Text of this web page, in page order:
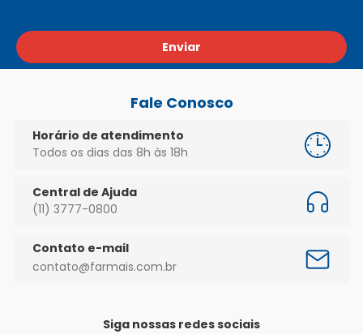
Enviar
Fale Conosco
Horário de atendimento
Todos os dias das 8h às 18h
Central de Ajuda
(11) 3777-0800
Contato e-mail
contato@farmais.com.br
Siga nossas redes sociais